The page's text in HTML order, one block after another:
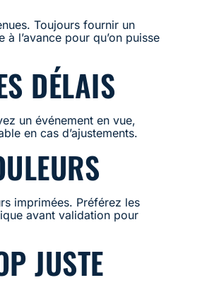
Toujours fournir un
l’avance pour qu’on puisse
DÉLAIS
un événement en vue,
en cas d’ajustements.
imprimées. Préférez les
avant validation pour
JUSTE